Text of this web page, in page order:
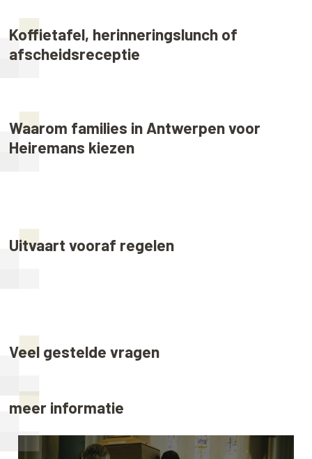
Koffietafel, herinneringslunch of
afscheidsreceptie
Waarom families in Antwerpen voor
Heiremans kiezen
Uitvaart vooraf regelen
Veel gestelde vragen
meer informatie